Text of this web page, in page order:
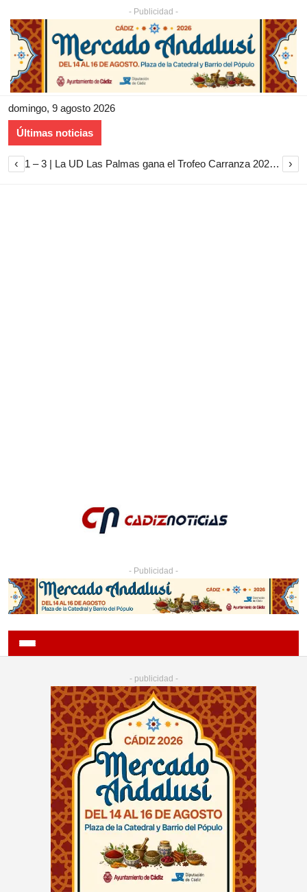
- Publicidad -
domingo, 9 agosto 2026
Últimas noticias
‹ 1 – 3 | La UD Las Palmas gana el Trofeo Carranza 2026 tras imponerse al Cádiz CF ›
- Publicidad -
- publicidad -